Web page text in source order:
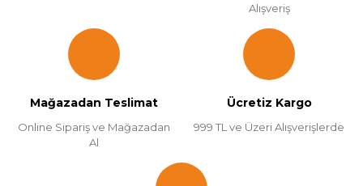
Alışveriş
Mağazadan Teslimat
Online Sipariş ve Mağazadan
Al
Ücretiz Kargo
999 TL ve Üzeri Alışverişlerde